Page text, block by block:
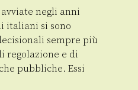
negli anni
italiani si sono
sempre più
regolazione e di
pubbliche. Essi